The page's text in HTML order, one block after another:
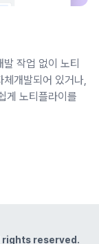
작업 없이 노티
개발되어 있거나,
게 노티플라이를
rights reserved.